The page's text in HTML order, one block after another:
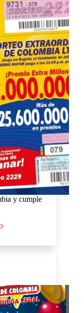
y cumple